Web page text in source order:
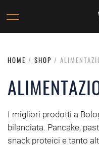
HOME / SHOP /
I migliori prodotti a
bilanciata. Pancake,
snack proteici e tanto